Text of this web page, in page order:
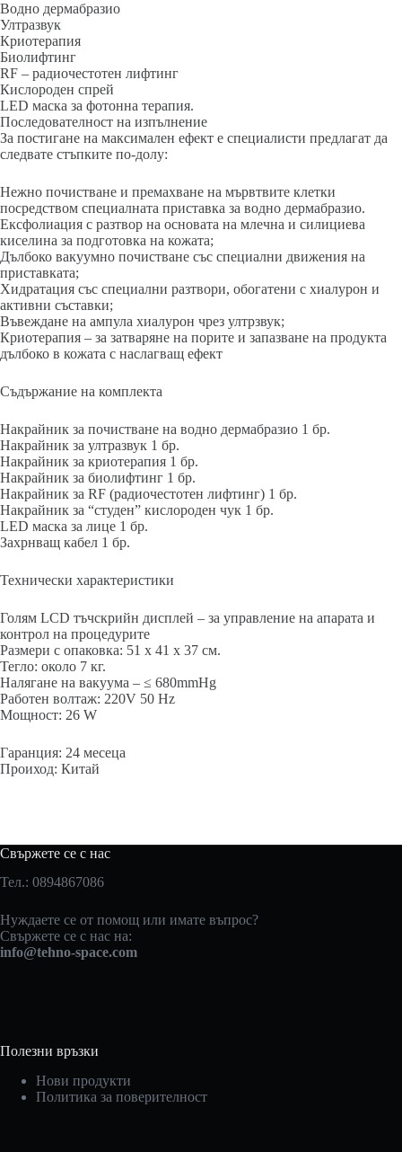
Водно дермабразио
Ултразвук
Криотерапия
Биолифтинг
RF – радиочестотен лифтинг
Кислороден спрей
LED маска за фотонна терапия.
Последователност на изпълнение
За постигане на максимален ефект е специалисти предлагат да
следвате стъпките по-долу:
Нежно почистване и премахване на мървтвите клетки
посредством специалната приставка за водно дермабразио.
Ексфолиация с разтвор на основата на млечна и силициева
киселина за подготовка на кожата;
Дълбоко вакуумно почистване със специални движения на
приставката;
Хидратация със специални разтвори, обогатени с хиалурон и
активни съставки;
Въвеждане на ампула хиалурон чрез ултрзвук;
Криотерапия – за затваряне на порите и запазване на продукта
дълбоко в кожата с наслагващ ефект
Съдържание на комплекта
Накрайник за почистване на водно дермабразио 1 бр.
Накрайник за ултразвук 1 бр.
Накрайник за криотерапия 1 бр.
Накрайник за биолифтинг 1 бр.
Накрайник за RF (радиочестотен лифтинг) 1 бр.
Накрайник за “студен” кислороден чук 1 бр.
LED маска за лице 1 бр.
Захрнващ кабел 1 бр.
Технически характеристики
Голям LCD тъчскрийн дисплей – за управление на апарата и
контрол на процедурите
Размери с опаковка: 51 x 41 x 37 см.
Тегло: около 7 кг.
Налягане на вакуума – ≤ 680mmHg
Работен волтаж: 220V 50 Hz
Мощност: 26 W
Гаранция: 24 месеца
Проиход: Китай
Свържете се с нас
Тел.: 0894867086
Нуждаете се от помощ или имате въпрос?
Свържете се с нас на:
info@tehno-space.com
Полезни връзки
Нови продукти
Политика за поверителност